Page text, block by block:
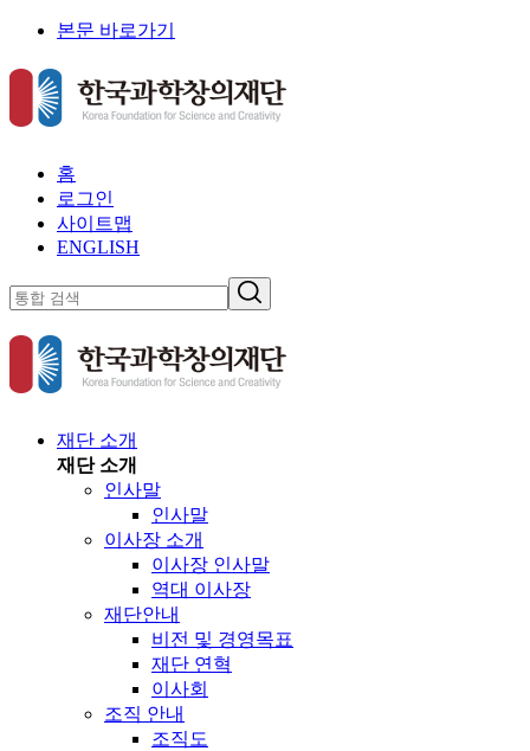
본문 바로가기
홈
로그인
사이트맵
ENGLISH
재단 소개
재단 소개
인사말
인사말
이사장 소개
이사장 인사말
역대 이사장
재단안내
비전 및 경영목표
재단 연혁
이사회
조직 안내
조직도